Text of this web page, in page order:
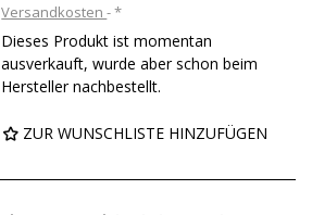
Versandkosten *
Dieses Produkt ist momentan
ausverkauft, wurde aber schon beim
Hersteller nachbestellt.
ZUR WUNSCHLISTE HINZUFÜGEN